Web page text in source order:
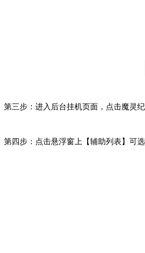
第三步：进入后台挂机页面，点击魔灵
第四步：点击悬浮窗上【辅助列表】可